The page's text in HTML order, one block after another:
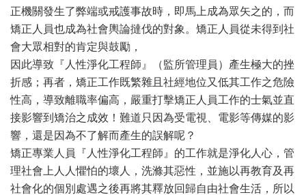
正機關發生了弊端或戒護事故時，即馬上成為眾矢之的，而
矯正人員也成為社會輿論撻伐的對象。矯正人員從未得到社
會大眾相對的肯定與鼓勵，
因此導致『人性淨化工程師』（監所管理員）產生極大的挫
折感；再者，矯正工作既繁雜且社經地位又低其工作之危險
性高，導致離職率偏高，嚴重打擊矯正人員工作的士氣並直
接影響到矯治之成效！難道只因為受電視、電影等傳媒的影
響，還是因為不了解而產生的誤解呢？
矯正專業人員『人性淨化工程師』的工作就是淨化人心，管
理社會上人人懼怕的壞人，洗滌其惡性，並施以再教育及再
社會化的個別處遇之後再將其釋放回歸自由社會生活，所以